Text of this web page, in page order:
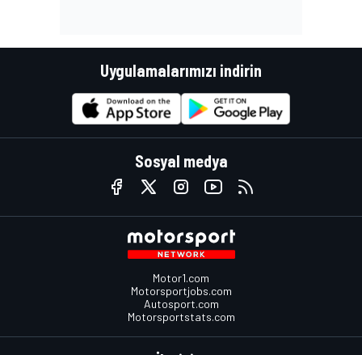
Uygulamalarımızı indirin
Sosyal medya
Motor1.com
Motorsportjobs.com
Autosport.com
Motorsportstats.com